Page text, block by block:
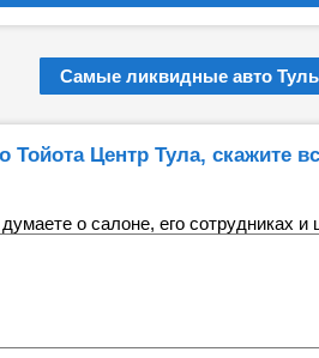
Самые ликвидные авто
Тойота Центр Тула, скажите
о салоне, его сотрудниках и